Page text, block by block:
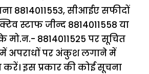
8814011553, सीआईए सफीदों
स्टाफ जीन्द 8814011558 या
मो.न.- 8814011525 पर सूचित
अपराधों पर अंकुश लगाने में
इस प्रकार की कोई सूचना